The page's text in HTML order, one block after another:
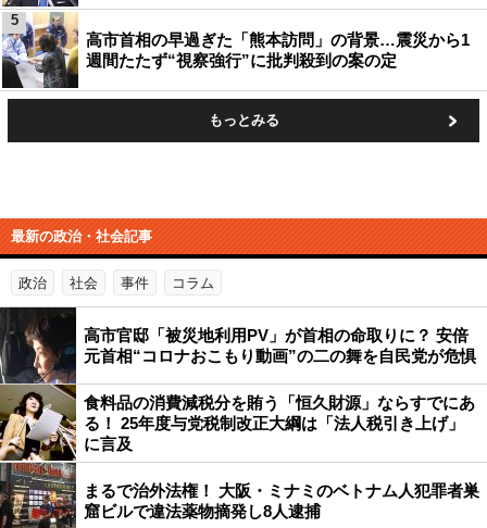
高市首相の早過ぎた「熊本訪問」の背景…震災から1
週間たたず“視察強行”に批判殺到の案の定
5
もっとみる
最新の政治・社会記事
政治 社会 事件 コラム
高市官邸「被災地利用PV」が首相の命取りに？ 安倍
元首相“コロナおこもり動画”の二の舞を自民党が危惧
食料品の消費減税分を賄う「恒久財源」ならすでにあ
る！ 25年度与党税制改正大綱は「法人税引き上げ」
に言及
まるで治外法権！ 大阪・ミナミのベトナム人犯罪者巣
窟ビルで違法薬物摘発し8人逮捕